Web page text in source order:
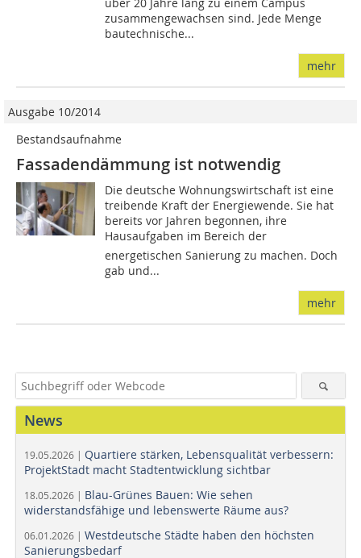
über 20 Jahre lang zu einem Campus
zusammengewachsen sind. Jede Menge
bautechnische...
mehr
Ausgabe 10/2014
Bestandsaufnahme
Fassadendämmung ist notwendig
Die deutsche Wohnungswirtschaft ist eine
treibende Kraft der Energiewende. Sie hat
bereits vor Jahren begonnen, ihre
Hausaufgaben im Bereich der
energetischen Sanierung zu machen. Doch
gab und...
mehr
News
19.05.2026 | Quartiere stärken, Lebensqualität verbessern:
ProjektStadt macht Stadtentwicklung sichtbar
18.05.2026 | Blau-Grünes Bauen: Wie sehen
widerstandsfähige und lebenswerte Räume aus?
06.01.2026 | Westdeutsche Städte haben den höchsten
Sanierungsbedarf